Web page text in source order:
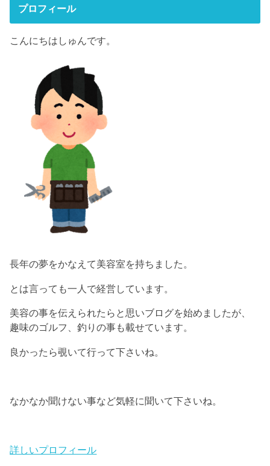
プロフィール
こんにちはしゅんです。
長年の夢をかなえて美容室を持ちました。
とは言っても一人で経営しています。
美容の事を伝えられたらと思いブログを始めましたが、
趣味のゴルフ、釣りの事も載せています。
良かったら覗いて行って下さいね。
なかなか聞けない事など気軽に聞いて下さいね。
詳しいプロフィール